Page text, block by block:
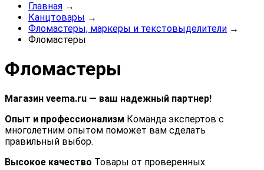
Главная →
Канцтовары →
Фломастеры, маркеры и текстовыделители →
Фломастеры
Фломастеры
Магазин veema.ru — ваш надежный партнер!
Опыт и профессионализм Команда экспертов с
многолетним опытом поможет вам сделать
правильный выбор.
Высокое качество Товары от проверенных